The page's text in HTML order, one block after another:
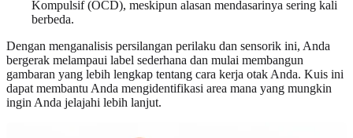
Kompulsif (OCD), meskipun alasan mendasarinya sering kali
berbeda.
Dengan menganalisis persilangan perilaku dan sensorik ini, Anda
bergerak melampaui label sederhana dan mulai membangun
gambaran yang lebih lengkap tentang cara kerja otak Anda. Kuis ini
dapat membantu Anda mengidentifikasi area mana yang mungkin
ingin Anda jelajahi lebih lanjut.